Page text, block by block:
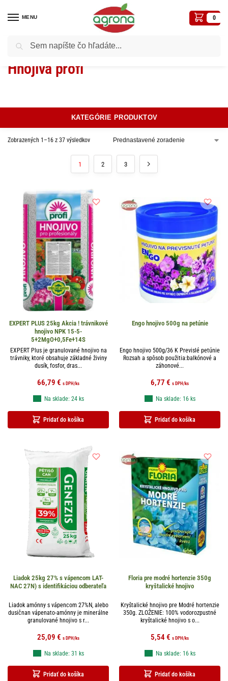
MENU 0
Domov Hnojivá / Hnojivá profi
Hnojivá profi
KATEGÓRIE PRODUKTOV
Zobrazených 1–16 z 37 výsledkov
1 2 3
EXPERT PLUS 25kg Akcia ! trávnikové
hnojivo NPK 15-5-
5+2MgO+0,5Fe+14S
EXPERT Plus je granulované hnojivo na
trávniky, ktoré obsahuje základné živiny
dusík, fosfor, dras...
66,79 € s DPH /ks
Pridať do košíka
Na sklade: 24 ks
Engo hnojivo 500g na petúnie
Engo hnojivo 500g/36 K Previslé petúnie
Rozsah a spôsob použitia:balkónové a
záhonové...
6,77 € s DPH /ks
Pridať do košíka
Na sklade: 16 ks
Liadok 25kg 27% s vápencom LAT-
NAC 27N) s identifikáciou odberateľa
Liadok amónny s vápencom 27%N, alebo
dusičnan vápenato-amónny je minerálne
granulované hnojivo s r...
25,09 € s DPH /ks
Pridať do košíka
Na sklade: 31 ks
Floria pre modré hortenzie 350g
kryštalické hnojivo
Kryštalické hnojivo pre Modré hortenzie
350g. ZLOŽENIE: 100% vodorozpustné
kryštalické hnojivo s o...
5,54 € s DPH /ks
Pridať do košíka
Na sklade: 16 ks